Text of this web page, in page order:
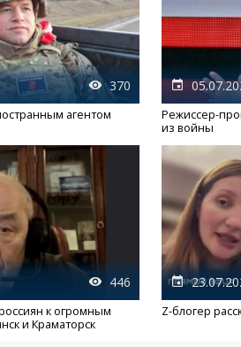
370
агентом
Режиссер-
из войны
446
к огромным
и Краматорск
Z-блогер